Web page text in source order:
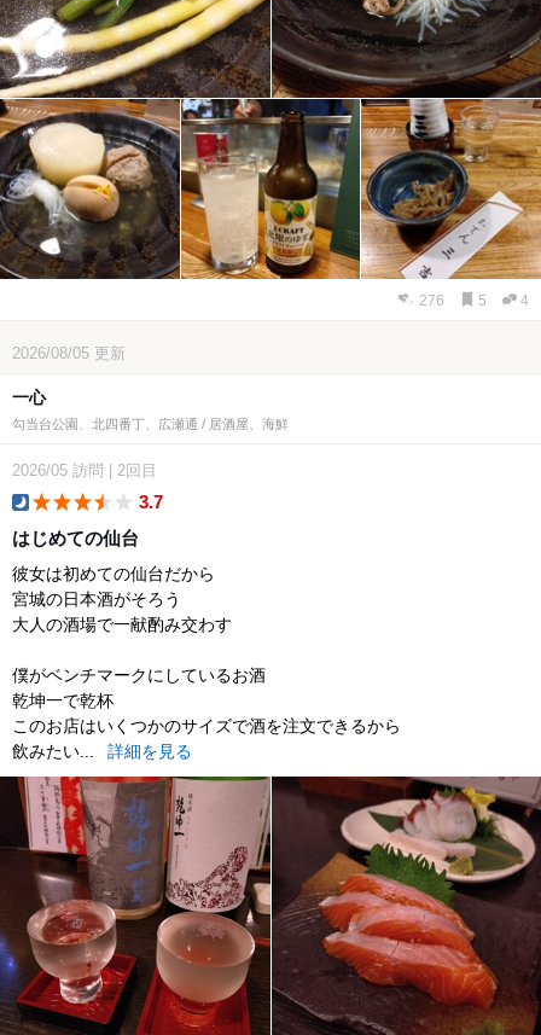
276 5 4
2026/08/05 更新
一心
勾当台公園、北四番丁、広瀬通 / 居酒屋、海鮮
2026/05 訪問 | 2回目
3.7
はじめての仙台
彼女は初めての仙台だから
宮城の日本酒がそろう
大人の酒場で一献酌み交わす
僕がベンチマークにしているお酒
乾坤一で乾杯
このお店はいくつかのサイズで酒を注文できるから
飲みたい...
詳細を見る